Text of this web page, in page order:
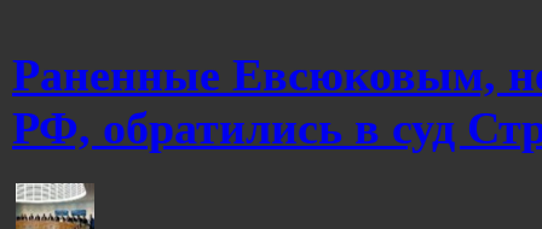
Раненные Евсюковым,
РФ, обратились в суд